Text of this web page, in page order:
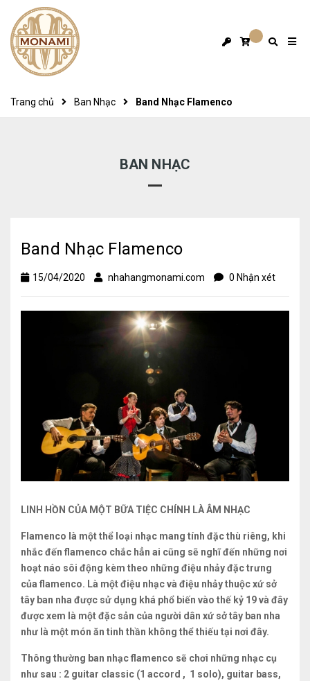
Trang chủ Ban Nhạc Band Nhạc Flamenco
BAN NHẠC
Band Nhạc Flamenco
15/04/2020 nhahangmonami.com 0 Nhận xét
LINH HỒN CỦA MỘT BỮA TIỆC CHÍNH LÀ ÂM NHẠC
Flamenco là một thể loại nhạc mang tính đặc thù riêng, khi
nhắc đến flamenco chắc hẳn ai cũng sẽ nghĩ đến những nơi
hoạt náo sôi động kèm theo những điệu nhảy đặc trưng
của flamenco. Là một điệu nhạc và điệu nhảy thuộc xứ sở
tây ban nha được sử dụng khá phổ biến vào thế kỷ 19 và đây
được xem là một đặc sản của người dân xứ sở tây ban nha
như là một món ăn tinh thần không thể thiếu tại nơi đây.
Thông thường ban nhạc flamenco sẽ chơi những nhạc cụ
như sau : 2 guitar classic (1 accord , 1 solo), guitar bass,